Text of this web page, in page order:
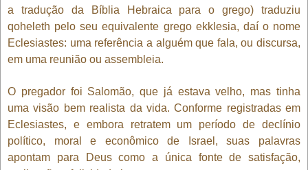
a tradução da Bíblia Hebraica para o grego) traduziu
qoheleth pelo seu equivalente grego ekklesia, daí o nome
Eclesiastes: uma referência a alguém que fala, ou discursa,
em uma reunião ou assembleia.
O pregador foi Salomão, que já estava velho, mas tinha
uma visão bem realista da vida. Conforme registradas em
Eclesiastes, e embora retratem um período de declínio
político, moral e econômico de Israel, suas palavras
apontam para Deus como a única fonte de satisfação,